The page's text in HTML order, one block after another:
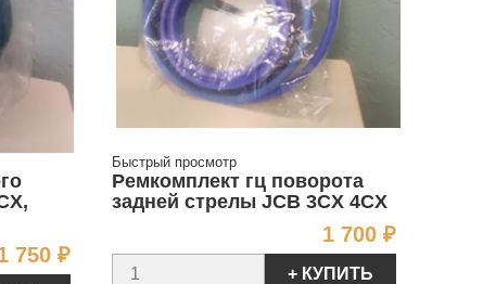
750 ₽Цена
Быстрый просмотр
Ремкомплект гц поворота
задней стрелы JCB 3CX 4CX
1 700 ₽Цена
+ КУПИТЬ